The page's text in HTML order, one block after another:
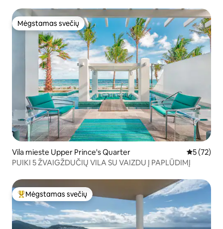
Mėgstamas svečių
Mėgstamas svečių
Vila mieste Upper Prince's Quarter Vidutinis
5 (72)
PUIKI 5 ŽVAIGŽDUČIŲ VILA SU VAIZDU Į PAPLŪDIMĮ
Svečių mėgstamiausias
Mėgstamas svečių